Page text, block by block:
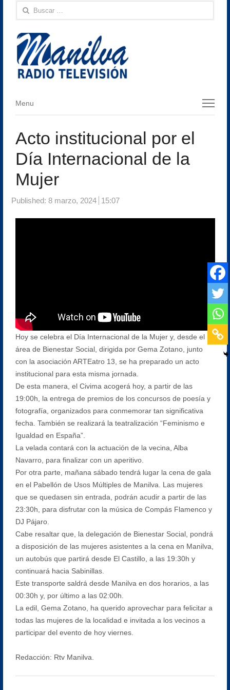
Buscar:
Menu
Menu
Acto institucional por el
Día Internacional de la
Mujer
Published: 8 marzo, 2024 15:07
Hoy se celebra el Día Internacional de la Mujer y, desde el
área de Bienestar Social, dirigida por Gema Zotano, junto
con la asociación ARTEatro 13, se ha preparado un acto
institucional para esta misma jornada.
De esta manera, el Civima acogerá hoy, a partir de las
19:00h, la entrega de premios de los concursos de poesía y
fotografía, organizados para conmemorar tan significativa
fecha. También se realizará la teatralización “Feminismo e
Igualdad en España”.
La velada contará con la actuación de la vecina, Alba
Navarro, para finalizar con un aperitivo.
Por otra parte, mañana sábado tendrá lugar la cena de gala
en el Pabellón de Usos Múltiples de Manilva. Las mujeres
que se quedasen sin entrada, podrán acudir a partir de las
23:30h, para disfrutar con la música de Compás Flamenco y
DJ Pájaro.
Cabe resaltar que, la delegación de Bienestar Social, pondrá
a disposición de las mujeres asistentes a la cena en Manilva,
un autobús que partirá desde El Castillo, a las 19:30h y
continuará hacia Sabinillas.
Este transporte saldrá desde Manilva en dos horarios, a las
00:30h y, por último a las 02:00h.
La edil, Gema Zotano, ha querido aprovechar para felicitar a
todas las mujeres de la localidad e invitada a los vecinos a
participar del evento de hoy viernes.
Redacción: Rtv Manilva.